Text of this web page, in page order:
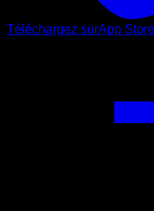
Téléchargez surApp Store